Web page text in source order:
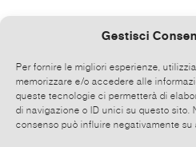
Gestisci
Per fornire le migliori esperienze,
memorizzare e/o accedere alle
queste tecnologie ci permetterà di
di navigazione o ID unici su questo sito.
consenso può influire negativamente